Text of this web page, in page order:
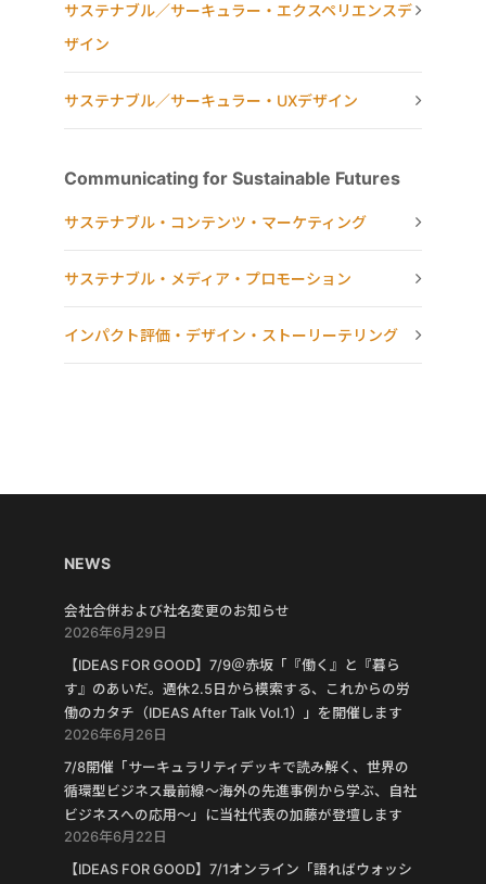
サステナブル／サーキュラー・エクスペリエンスデ
ザイン
サステナブル／サーキュラー・UXデザイン
Communicating for Sustainable Futures
サステナブル・コンテンツ・マーケティング
サステナブル・メディア・プロモーション
インパクト評価・デザイン・ストーリーテリング
NEWS
会社合併および社名変更のお知らせ
2026年6月29日
【IDEAS FOR GOOD】7/9＠赤坂「『働く』と『暮ら
す』のあいだ。週休2.5日から模索する、これからの労
働のカタチ（IDEAS After Talk Vol.1）」を開催します
2026年6月26日
7/8開催「サーキュラリティデッキで読み解く、世界の
循環型ビジネス最前線〜海外の先進事例から学ぶ、自社
ビジネスへの応用〜」に当社代表の加藤が登壇します
2026年6月22日
【IDEAS FOR GOOD】7/1オンライン「語ればウォッシ